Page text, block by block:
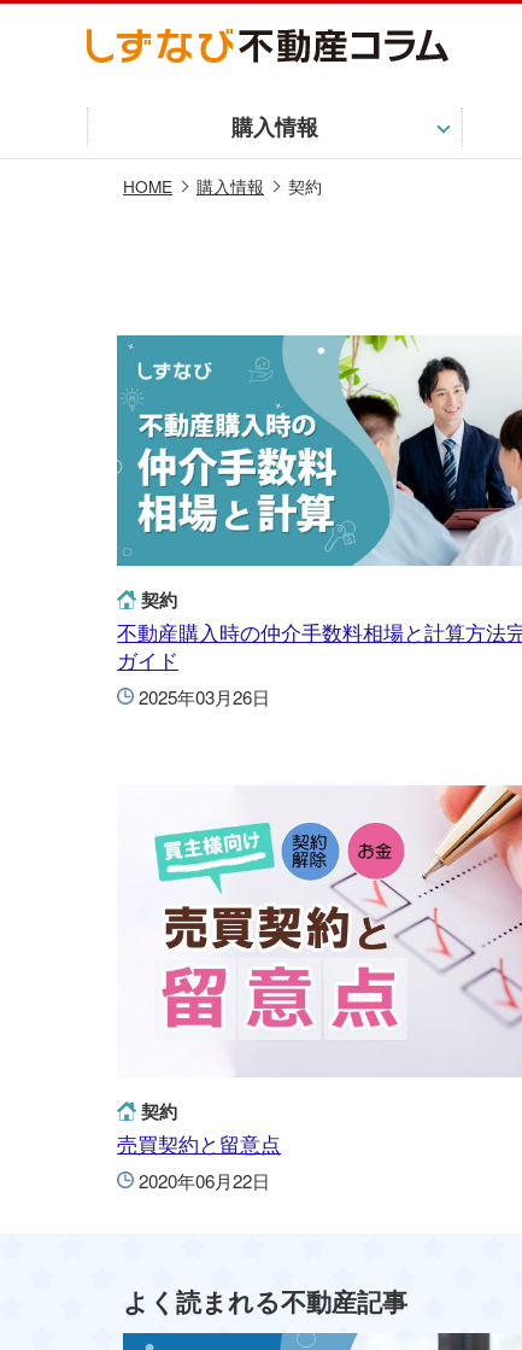
購入情報
HOME 購入情報 契約
契約
不動産購入時の仲介手数料相場と計算方法
ガイド
2025年03月26日
契約
売買契約と留意点
2020年06月22日
よく読まれる不動産記事